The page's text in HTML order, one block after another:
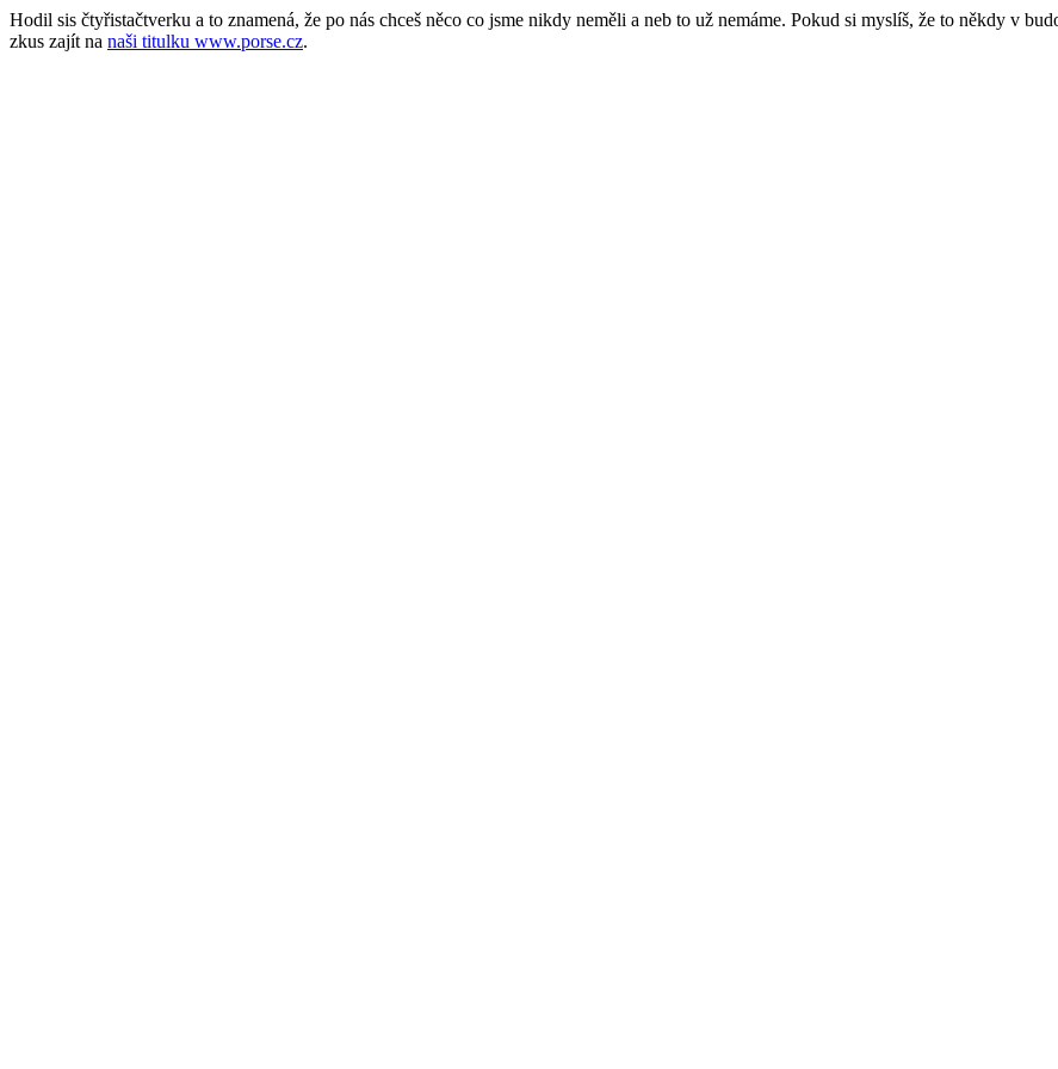
Hodil sis čtyřistačtverku a to znamená, že po nás chceš něco co jsme nikdy neměli a neb to už nemáme. Pokud si myslíš, že to někdy v
zkus zajít na naši titulku www.porse.cz.